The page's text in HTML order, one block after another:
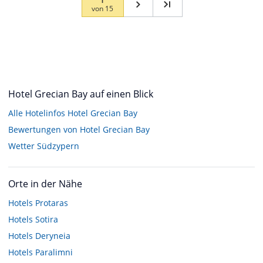
von 15
Hotel Grecian Bay auf einen Blick
Alle Hotelinfos Hotel Grecian Bay
Bewertungen von Hotel Grecian Bay
Wetter Südzypern
Orte in der Nähe
Hotels Protaras
Hotels Sotira
Hotels Deryneia
Hotels Paralimni